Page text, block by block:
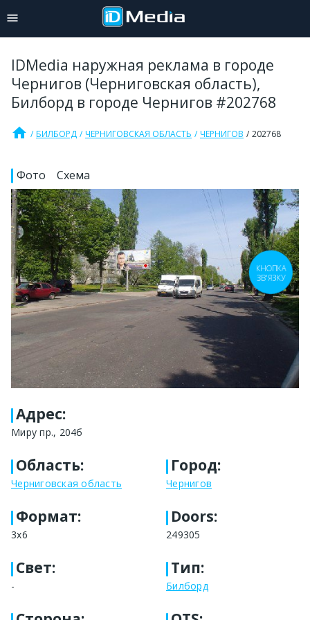
IDMedia наружная реклама в городе
Чернигов (Черниговская область),
Билборд в городе Чернигов #202768
home БИЛБОРД ЧЕРНИГОВСКАЯ ОБЛАСТЬ ЧЕРНИГОВ 202768
Фото Схема
Адрес:
Миру пр., 204б
Область:
Черниговская область
Город:
Чернигов
Формат:
3x6
Doors:
249305
Свет:
-
Тип:
Билборд
КНОПКА
ЗВ'ЯЗКУ